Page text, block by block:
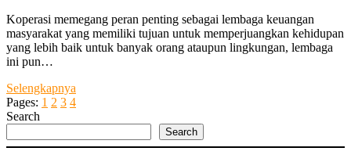
Koperasi memegang peran penting sebagai lembaga keuangan
masyarakat yang memiliki tujuan untuk memperjuangkan kehidupan
yang lebih baik untuk banyak orang ataupun lingkungan, lembaga
ini pun…
Selengkapnya
Entrepreneur
Menahkodai
Pages: 1 2 3 4
Search
Search